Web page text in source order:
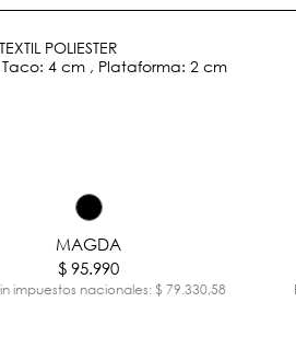
POLIESTER
4 cm , Plataforma: 2 cm
MAGDA
$ 95.990
impuestos nacionales: $ 79.330,58